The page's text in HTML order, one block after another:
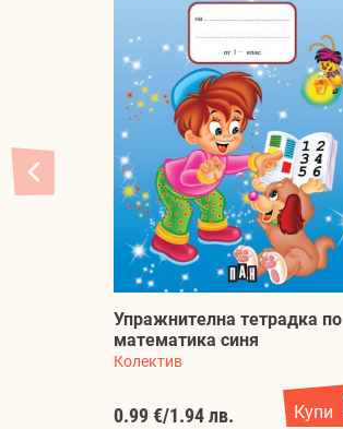
Упражнителна тетрадка по
математика синя
Колектив
0.99 €/1.94 лв. Купи